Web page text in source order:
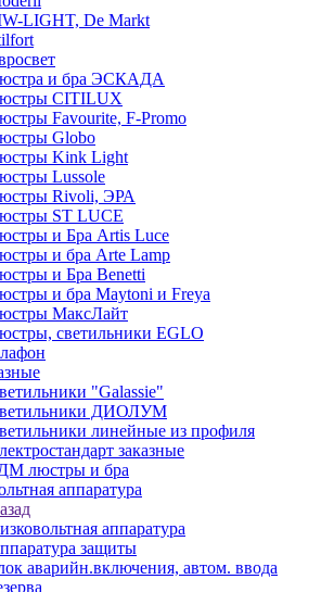
LIGHT, De Markt
и бра ЭСКАДА
CITILUX
Favourite, F-Promo
Globo
Kink Light
Lussole
Rivoli, ЭРА
ST LUCE
и Бра Artis Luce
и бра Arte Lamp
и Бра Benetti
и бра Maytoni и Freya
МаксЛайт
светильники EGLO
"Galassie"
ДИОЛУМ
линейные из профиля
заказные
люстры и бра
аппаратура
аппаратура
защиты
аварийн.включения, автом. ввода